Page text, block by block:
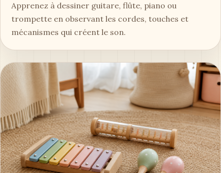
Apprenez à dessiner guitare, flûte, piano ou
trompette en observant les cordes, touches et
mécanismes qui créent le son.